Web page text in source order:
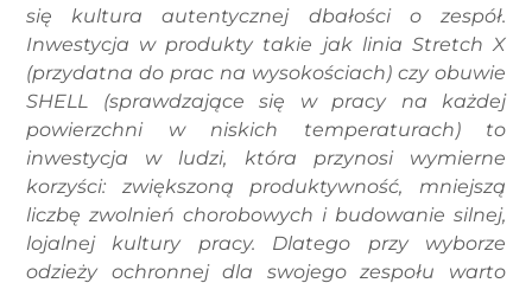
się kultura autentycznej dbałości o zespół.
Inwestycja w produkty takie jak linia Stretch X
(przydatna do prac na wysokościach) czy obuwie
SHELL (sprawdzające się w pracy na każdej
powierzchni w niskich temperaturach) to
inwestycja w ludzi, która przynosi wymierne
korzyści: zwiększoną produktywność, mniejszą
liczbę zwolnień chorobowych i budowanie silnej,
lojalnej kultury pracy. Dlatego przy wyborze
odzieży ochronnej dla swojego zespołu warto